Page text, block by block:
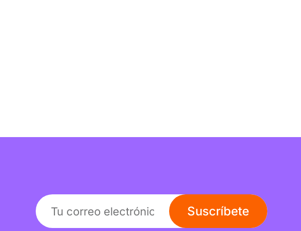
Suscríbete